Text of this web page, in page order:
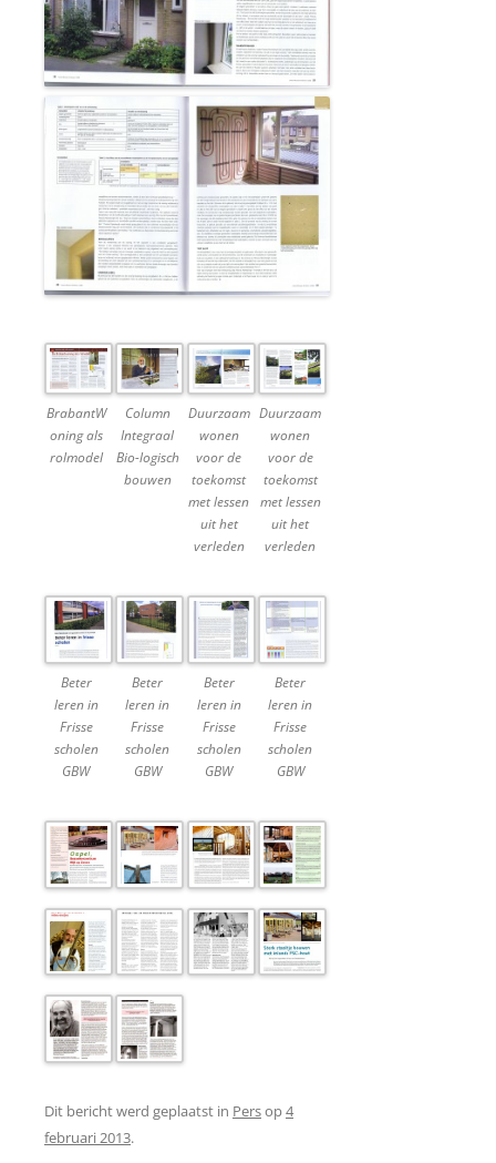
BrabantW
oning als
rolmodel
Column
Integraal
Bio-logisch
bouwen
Duurzaam
wonen
voor de
toekomst
met lessen
uit het
verleden
Duurzaam
wonen
voor de
toekomst
met lessen
uit het
verleden
Beter
leren in
Frisse
scholen
GBW
Beter
leren in
Frisse
scholen
GBW
Beter
leren in
Frisse
scholen
GBW
Beter
leren in
Frisse
scholen
GBW
Dit bericht werd geplaatst in Persop4
februari 2013.